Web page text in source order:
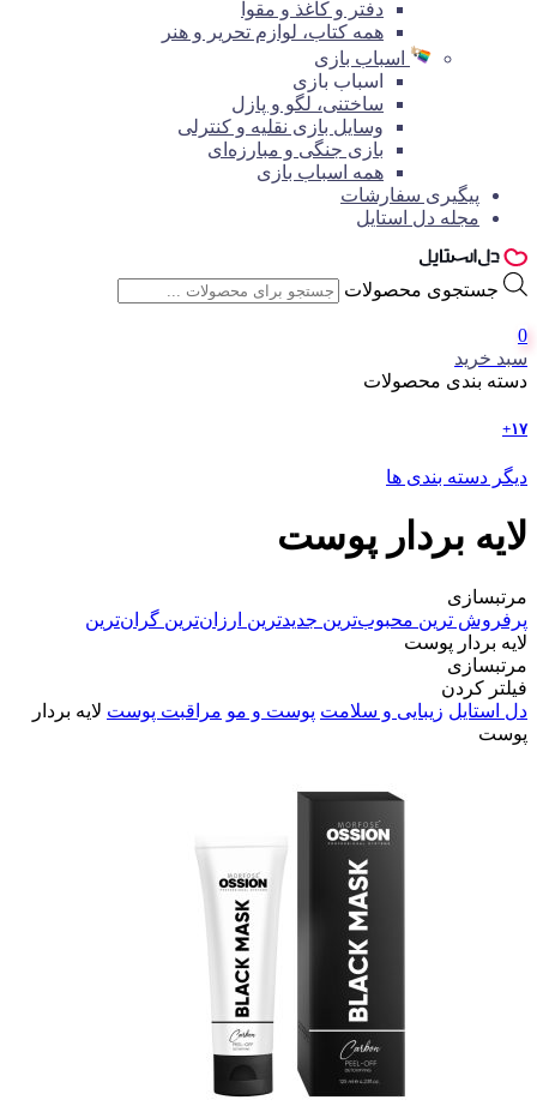
دفتر و کاغذ و مقوا
همه کتاب، لوازم تحریر و هنر
اسباب بازی
اسباب بازی
ساختنی، لگو و پازل
وسایل بازی نقلیه و کنترلی
بازی جنگی و مبارزه‌ای
همه اسباب بازی
پیگیری سفارشات
مجله دل استایل
جستجوی محصولات
0
سبد خرید
دسته بندی محصولات
۱۷+
دیگر دسته بندی ها
لایه بردار پوست
مرتبسازی
پرفروش ترین محبوب‌ترین جدیدترین ارزان‌ترین گران‌ترین
لایه بردار پوست
مرتبسازی
فیلتر کردن
دل استایل زیبایی و سلامت پوست و مو مراقبت پوست لایه بردار
پوست